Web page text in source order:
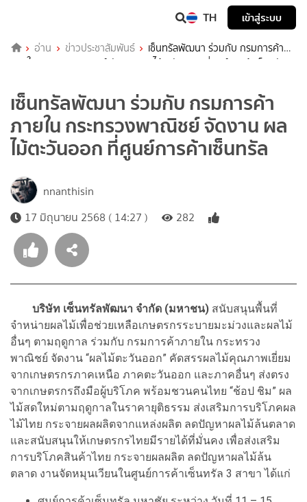
TH เข้าสู่ระบบ
อ่าน ข่าวประชาสัมพันธ์
เซ็นทรัลพัฒนา ร่วมกับ กรมการค้า
ภายใน กระทรวงพาณิชย์ จัดงาน ผลไม้ตะวันออก ที่ศูนย์การค้าเซ็นทรัล
เซ็นทรัลพัฒนา ร่วมกับ กรมการค้า
ภายใน กระทรวงพาณิชย์ จัดงาน ผล
ไม้ตะวันออก ที่ศูนย์การค้าเซ็นทรัล
nnanthisin
17 มิถุนายน 2568 ( 14:27 )
282
บริษัท เซ็นทรัลพัฒนา จำกัด (มหาชน) สนับสนุนพื้นที่
จำหน่ายผลไม้เพื่อช่วยเหลือเกษตรกรระบายมะม่วงและผลไม้
อื่นๆ ตามฤดูกาล ร่วมกับ กรมการค้าภายใน กระทรวง
พาณิชย์ จัดงาน “ผลไม้ตะวันออก” คัดสรรผลไม้คุณภาพเยี่ยม
จากเกษตรกรภาคเหนือ ภาคตะวันออก และภาคอื่นๆ ส่งตรง
จากเกษตรกรถึงมือผู้บริโภค พร้อมชวนคนไทย “ช้อป ชิม” ผล
ไม้สดใหม่ตามฤดูกาลในราคายุติธรรม ส่งเสริมการบริโภคผล
ไม้ไทย กระจายผลผลิตจากแหล่งผลิต ลดปัญหาผลไม้ล้นตลาด
และสนับสนุนให้เกษตรกรไทยมีรายได้ที่มั่นคง เพื่อส่งเสริม
การบริโภคสินค้าไทย กระจายผลผลิต ลดปัญหาผลไม้ล้น
ตลาด งานจัดหมุนเวียนในศูนย์การค้าเซ็นทรัล 3 สาขา ได้แก่